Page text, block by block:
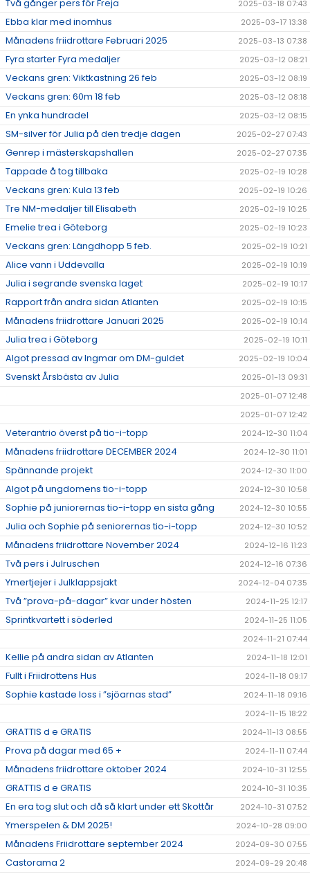
Två gånger pers för Freja 2025-03-18 07:43
Ebba klar med inomhus 2025-03-17 13:38
Månadens friidrottare Februari 2025 2025-03-13 07:38
Fyra starter Fyra medaljer 2025-03-12 08:21
Veckans gren: Viktkastning 26 feb 2025-03-12 08:19
Veckans gren: 60m 18 feb 2025-03-12 08:18
En ynka hundradel 2025-03-12 08:15
SM-silver för Julia på den tredje dagen 2025-02-27 07:43
Genrep i mästerskapshallen 2025-02-27 07:35
Tappade å tog tillbaka 2025-02-19 10:28
Veckans gren: Kula 13 feb 2025-02-19 10:26
Tre NM-medaljer till Elisabeth 2025-02-19 10:25
Emelie trea i Göteborg 2025-02-19 10:23
Veckans gren: Längdhopp 5 feb. 2025-02-19 10:21
Alice vann i Uddevalla 2025-02-19 10:19
Julia i segrande svenska laget 2025-02-19 10:17
Rapport från andra sidan Atlanten 2025-02-19 10:15
Månadens friidrottare Januari 2025 2025-02-19 10:14
Julia trea i Göteborg 2025-02-19 10:11
Algot pressad av Ingmar om DM-guldet 2025-02-19 10:04
Svenskt Årsbästa av Julia
2025-01-13 09:31
2025-01-07 12:48
2025-01-07 12:42
Veterantrio överst på tio-i-topp 2024-12-30 11:04
Månadens friidrottare DECEMBER 2024 2024-12-30 11:01
Spännande projekt 2024-12-30 11:00
Algot på ungdomens tio-i-topp 2024-12-30 10:58
Sophie på juniorernas tio-i-topp en sista gång 2024-12-30 10:55
Julia och Sophie på seniorernas tio-i-topp 2024-12-30 10:52
Månadens friidrottare November 2024 2024-12-16 11:23
Två pers i Julruschen 2024-12-16 07:36
Ymertjejer i Julklappsjakt 2024-12-04 07:35
Två ”prova-på-dagar” kvar under hösten 2024-11-25 12:17
Sprintkvartett i söderled
2024-11-25 11:05
2024-11-21 07:44
Kellie på andra sidan av Atlanten 2024-11-18 12:01
Fullt i Friidrottens Hus 2024-11-18 09:17
Sophie kastade loss i ”sjöarnas stad”
2024-11-18 09:16
2024-11-15 18:22
GRATTIS d e GRATIS 2024-11-13 08:55
Prova på dagar med 65 + 2024-11-11 07:44
Månadens friidrottare oktober 2024 2024-10-31 12:55
GRATTIS d e GRATIS 2024-10-31 10:35
En era tog slut och då så klart under ett Skottår 2024-10-31 07:52
Ymerspelen & DM 2025! 2024-10-28 09:00
Månadens Friidrottare september 2024 2024-09-30 07:55
Castorama 2
2024-09-29 20:48